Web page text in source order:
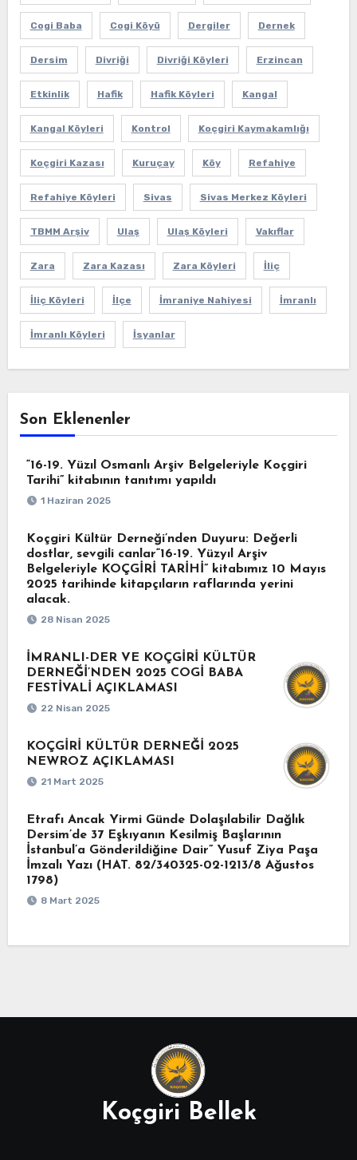
Cogi Baba Cogi Köyü Dergiler Dernek
Dersim Divriği Divriği Köyleri Erzincan
Etkinlik Hafik Hafik Köyleri Kangal
Kangal Köyleri Kontrol Koçgiri Kaymakamlığı
Koçgiri Kazası Kuruçay Köy Refahiye
Refahiye Köyleri Sivas Sivas Merkez Köyleri
TBMM Arşiv Ulaş Ulaş Köyleri Vakıflar
Zara Zara Kazası Zara Köyleri İliç
İliç Köyleri İlçe İmraniye Nahiyesi İmranlı
İmranlı Köyleri İsyanlar
Son Eklenenler
“16-19. Yüzıl Osmanlı Arşiv Belgeleriyle Koçgiri
Tarihi” kitabının tanıtımı yapıldı
1 Haziran 2025
Koçgiri Kültür Derneği’nden Duyuru: Değerli
dostlar, sevgili canlar“16-19. Yüzyıl Arşiv
Belgeleriyle KOÇGİRİ TARİHİ” kitabımız 10 Mayıs
2025 tarihinde kitapçıların raflarında yerini
alacak.
28 Nisan 2025
İMRANLI-DER VE KOÇGİRİ KÜLTÜR
DERNEĞİ’NDEN 2025 COGİ BABA
FESTİVALİ AÇIKLAMASI
22 Nisan 2025
KOÇGİRİ KÜLTÜR DERNEĞİ 2025
NEWROZ AÇIKLAMASI
21 Mart 2025
Etrafı Ancak Yirmi Günde Dolaşılabilir Dağlık
Dersim’de 37 Eşkıyanın Kesilmiş Başlarının
İstanbul’a Gönderildiğine Dair” Yusuf Ziya Paşa
İmzalı Yazı (HAT. 82/340325-02-1213/8 Ağustos
1798)
8 Mart 2025
Koçgiri Bellek